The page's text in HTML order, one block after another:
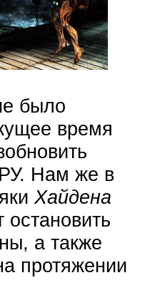
было
время
Нам же в
Хайдена
а также
протяжении